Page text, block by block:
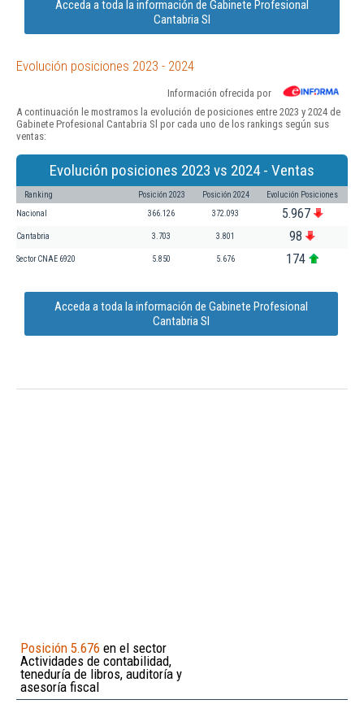
Acceda a toda la información de Gabinete Profesional
Cantabria Sl
Evolución posiciones 2023 - 2024
Información ofrecida por
A continuación le mostramos la evolución de posiciones entre 2023 y 2024 de
Gabinete Profesional Cantabria Sl por cada uno de los rankings según sus
ventas:
Evolución posiciones 2023 vs 2024 - Ventas
Ranking Posición 2023 Posición 2024 Evolución Posiciones
Nacional 366.126 372.093 5.967
Cantabria 3.703 3.801 98
Sector CNAE 6920 5.850 5.676 174
Acceda a toda la información de Gabinete Profesional
Cantabria Sl
Posición 5.676 en el sector
Actividades de contabilidad,
teneduría de libros, auditoría y
asesoría fiscal